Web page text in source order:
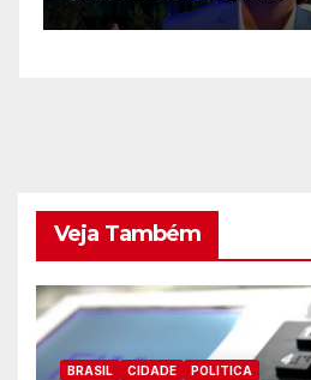
Veja Também
BRASIL CIDADE POLITICA